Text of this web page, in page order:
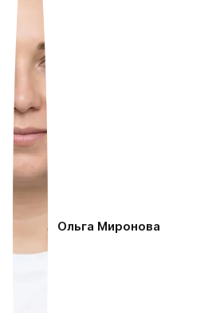
Ольга Миронова